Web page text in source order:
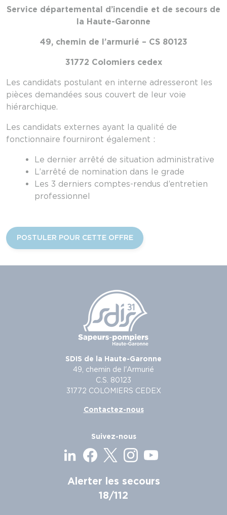
Service départemental d’incendie et de secours de
la Haute-Garonne
49, chemin de l’armurié – CS 80123
31772 Colomiers cedex
Les candidats postulant en interne adresseront les
pièces demandées sous couvert de leur voie
hiérarchique.
Les candidats externes ayant la qualité de
fonctionnaire fourniront également :
Le dernier arrêté de situation administrative
L’arrêté de nomination dans le grade
Les 3 derniers comptes-rendus d’entretien
professionnel
POSTULER POUR CETTE OFFRE
SDIS de la Haute-Garonne
49, chemin de l'Armurié
C.S. 80123
31772 COLOMIERS CEDEX
Contactez-nous
Suivez-nous
Alerter les secours
18/112